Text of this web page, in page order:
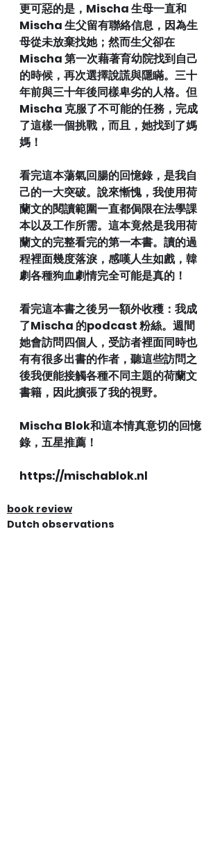
更可惡的是，Mischa 生母一直和
Mischa 生父留有聯絡信息，因為生
母從未放棄找她；然而生父卻在
Mischa 第一次藉著育幼院找到自己
的時候，再次選擇說謊與隱瞞。三十
年前與三十年後同樣卑劣的人格。但
Mischa 克服了不可能的任務，完成
了這樣一個挑戰，而且，她找到了媽
媽！
看完這本蕩氣回腸的回憶錄，是我自
己的一大突破。說來慚愧，我使用荷
蘭文的閱讀範圍一直都侷限在法學課
本以及工作所需。這本竟然是我用荷
蘭文的完整看完的第一本書。讀的過
程裡面幾度落淚，感嘆人生如戲，韓
劇各種狗血劇情完全可能是真的！
看完這本書之後另一額外收穫：我成
了Mischa 的podcast 粉絲。週間
她會訪問四個人，受訪者裡面同時也
有有很多出書的作者，聽這些訪問之
後我便能接觸各種不同主題的荷蘭文
書籍，因此擴張了我的視野。
Mischa Blok和這本情真意切的回憶
錄，五星推薦！
https://mischablok.nl
book review
Dutch observations